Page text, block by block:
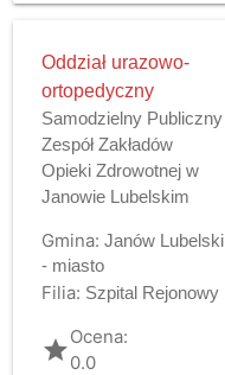
Oddział urazowo-
ortopedyczny
Samodzielny Publiczny
Zespół Zakładów
Opieki Zdrowotnej w
Janowie Lubelskim
Gmina: Janów Lubelski
- miasto
Filia: Szpital Rejonowy
gradeOcena:
0.0